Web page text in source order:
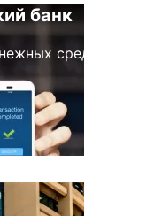
банк
средств в